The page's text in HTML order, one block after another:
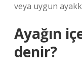
veya uygun
Ayağın
denir?